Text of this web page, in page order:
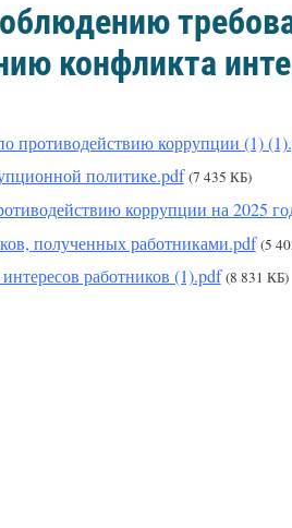
конфликта
противодействию коррупции (1)
политике.pdf (7 435 КБ)
коррупции на 2025
полученных работниками.pdf (5
работников (1).pdf (8 831 КБ)